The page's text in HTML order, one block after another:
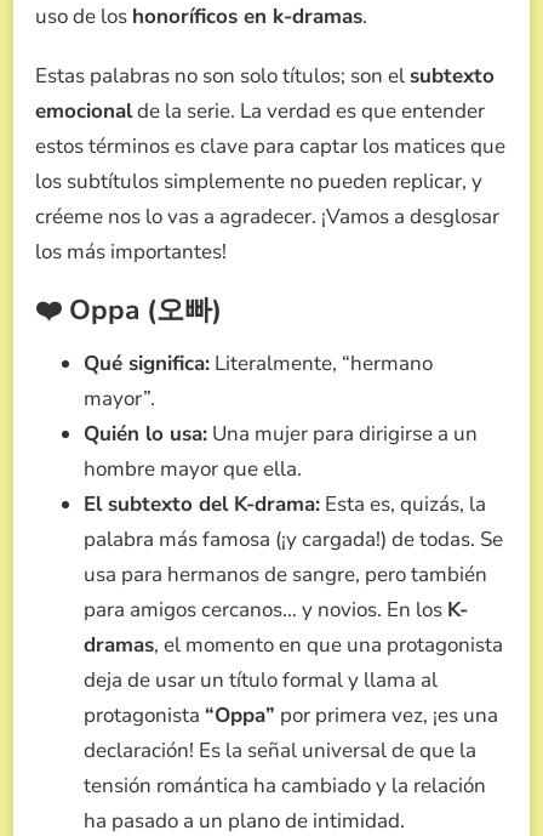
uso de los honoríficos en k-dramas.
Estas palabras no son solo títulos; son el subtexto
emocionalde la serie. La verdad es que entender
estos términos es clave para captar los matices que
los subtítulos simplemente no pueden replicar, y
créeme nos lo vas a agradecer. ¡Vamos a desglosar
los más importantes!
❤️ Oppa (오빠)
Qué significa: Literalmente, “hermano
mayor”.
Quién lo usa: Una mujer para dirigirse a un
hombre mayor que ella.
El subtexto del K-drama: Esta es, quizás, la
palabra más famosa (¡y cargada!) de todas. Se
usa para hermanos de sangre, pero también
para amigos cercanos… y novios. En los K-
dramas, el momento en que una protagonista
deja de usar un título formal y llama al
protagonista “Oppa” por primera vez, ¡es una
declaración! Es la señal universal de que la
tensión romántica ha cambiado y la relación
ha pasado a un plano de intimidad.